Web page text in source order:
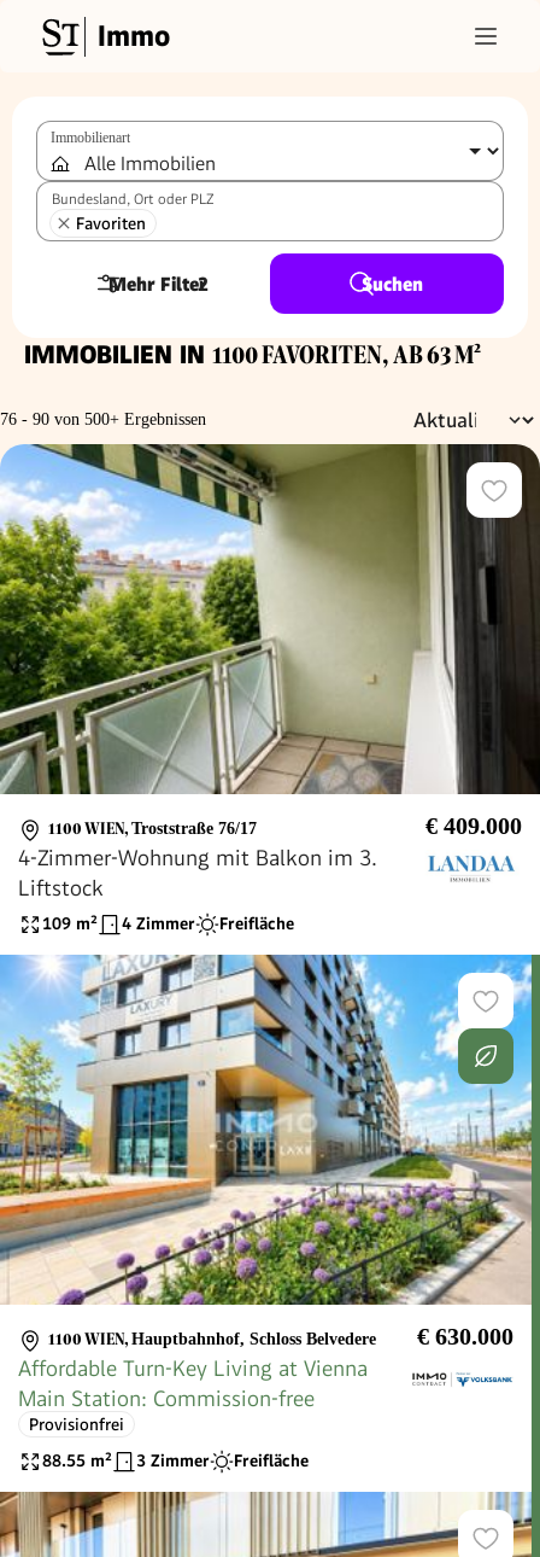
Immo
Immobilienart
Bundesland, Ort oder PLZ
Favoriten
Mehr Filter
2 Suchen
IMMOBILIEN IN 1100 FAVORITEN, AB 63 M²
76 - 90 von 500+ Ergebnissen
1100 WIEN, Troststraße 76/17 € 409.000
4-Zimmer-Wohnung mit Balkon im 3.
Liftstock
109 m² 4 Zimmer Freifläche
1100 WIEN, Hauptbahnhof, Schloss Belvedere € 630.000
Affordable Turn-Key Living at Vienna
Main Station: Commission-free
Provisionfrei
88.55 m² 3 Zimmer Freifläche